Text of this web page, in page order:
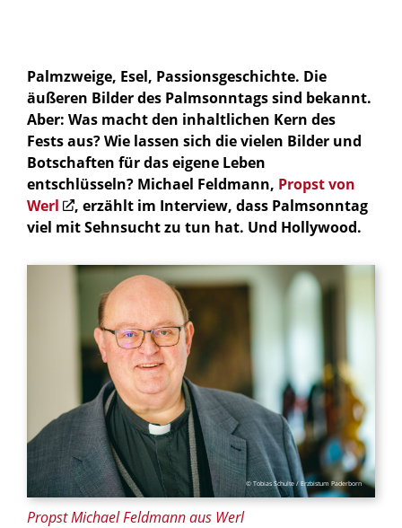
© Tobias Schulte / Erzbistum Paderborn
Propst Michael Feldmann aus Werl
Palmzweige, Esel, Passionsgeschichte. Die
äußeren Bilder des Palmsonntags sind bekannt.
Aber: Was macht den inhaltlichen Kern des
Fests aus? Wie lassen sich die vielen Bilder und
Botschaften für das eigene Leben
entschlüsseln? Michael Feldmann, Propst von
Werl
, erzählt im Interview, dass Palmsonntag
viel mit Sehnsucht zu tun hat. Und Hollywood.